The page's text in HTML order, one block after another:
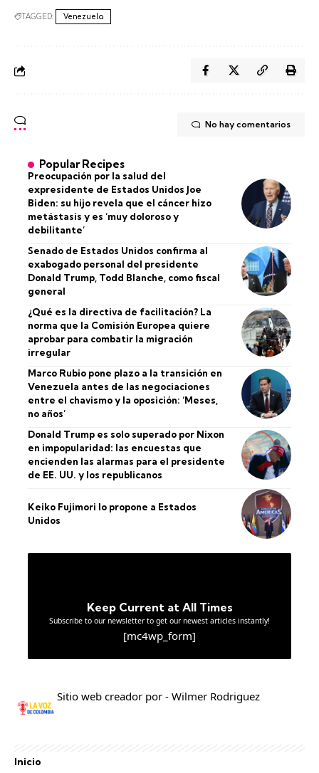
TAGGED: Venezuela
No hay comentarios
Popular Recipes
Preocupación por la salud del
expresidente de Estados Unidos Joe
Biden: su hijo revela que el cáncer hizo
metástasis y es ‘muy doloroso y
debilitante’
Senado de Estados Unidos confirma al
exabogado personal del presidente
Donald Trump, Todd Blanche, como fiscal
general
¿Qué es la directiva de facilitación? La
norma que la Comisión Europea quiere
aprobar para combatir la migración
irregular
Marco Rubio pone plazo a la transición en
Venezuela antes de las negociaciones
entre el chavismo y la oposición: ‘Meses,
no años’
Donald Trump es solo superado por Nixon
en impopularidad: las encuestas que
encienden las alarmas para el presidente
de EE. UU. y los republicanos
Keiko Fujimori lo propone a Estados
Unidos
Keep Current at All Times
Subscribe to our newsletter to get our newest articles instantly!
[mc4wp_form]
Sitio web creador por - Wilmer Rodriguez
Inicio